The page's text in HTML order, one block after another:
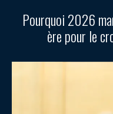
Pourquoi 2026
ère pour le